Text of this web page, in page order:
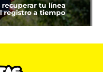
recuperar tu línea
registro a tiempo